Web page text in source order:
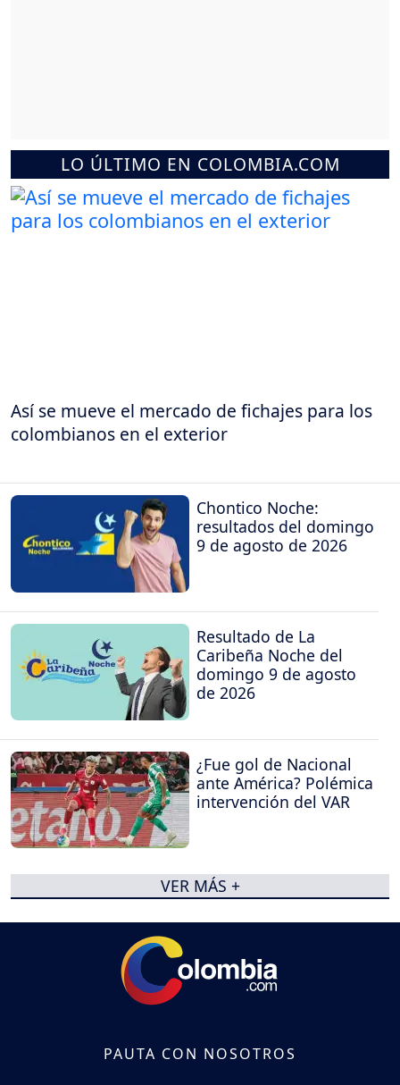
LO ÚLTIMO EN COLOMBIA.COM
Así se mueve el mercado de fichajes para los
colombianos en el exterior
Chontico Noche:
resultados del domingo
9 de agosto de 2026
Resultado de La
Caribeña Noche del
domingo 9 de agosto
de 2026
¿Fue gol de Nacional
ante América? Polémica
intervención del VAR
VER MÁS +
PAUTA CON NOSOTROS